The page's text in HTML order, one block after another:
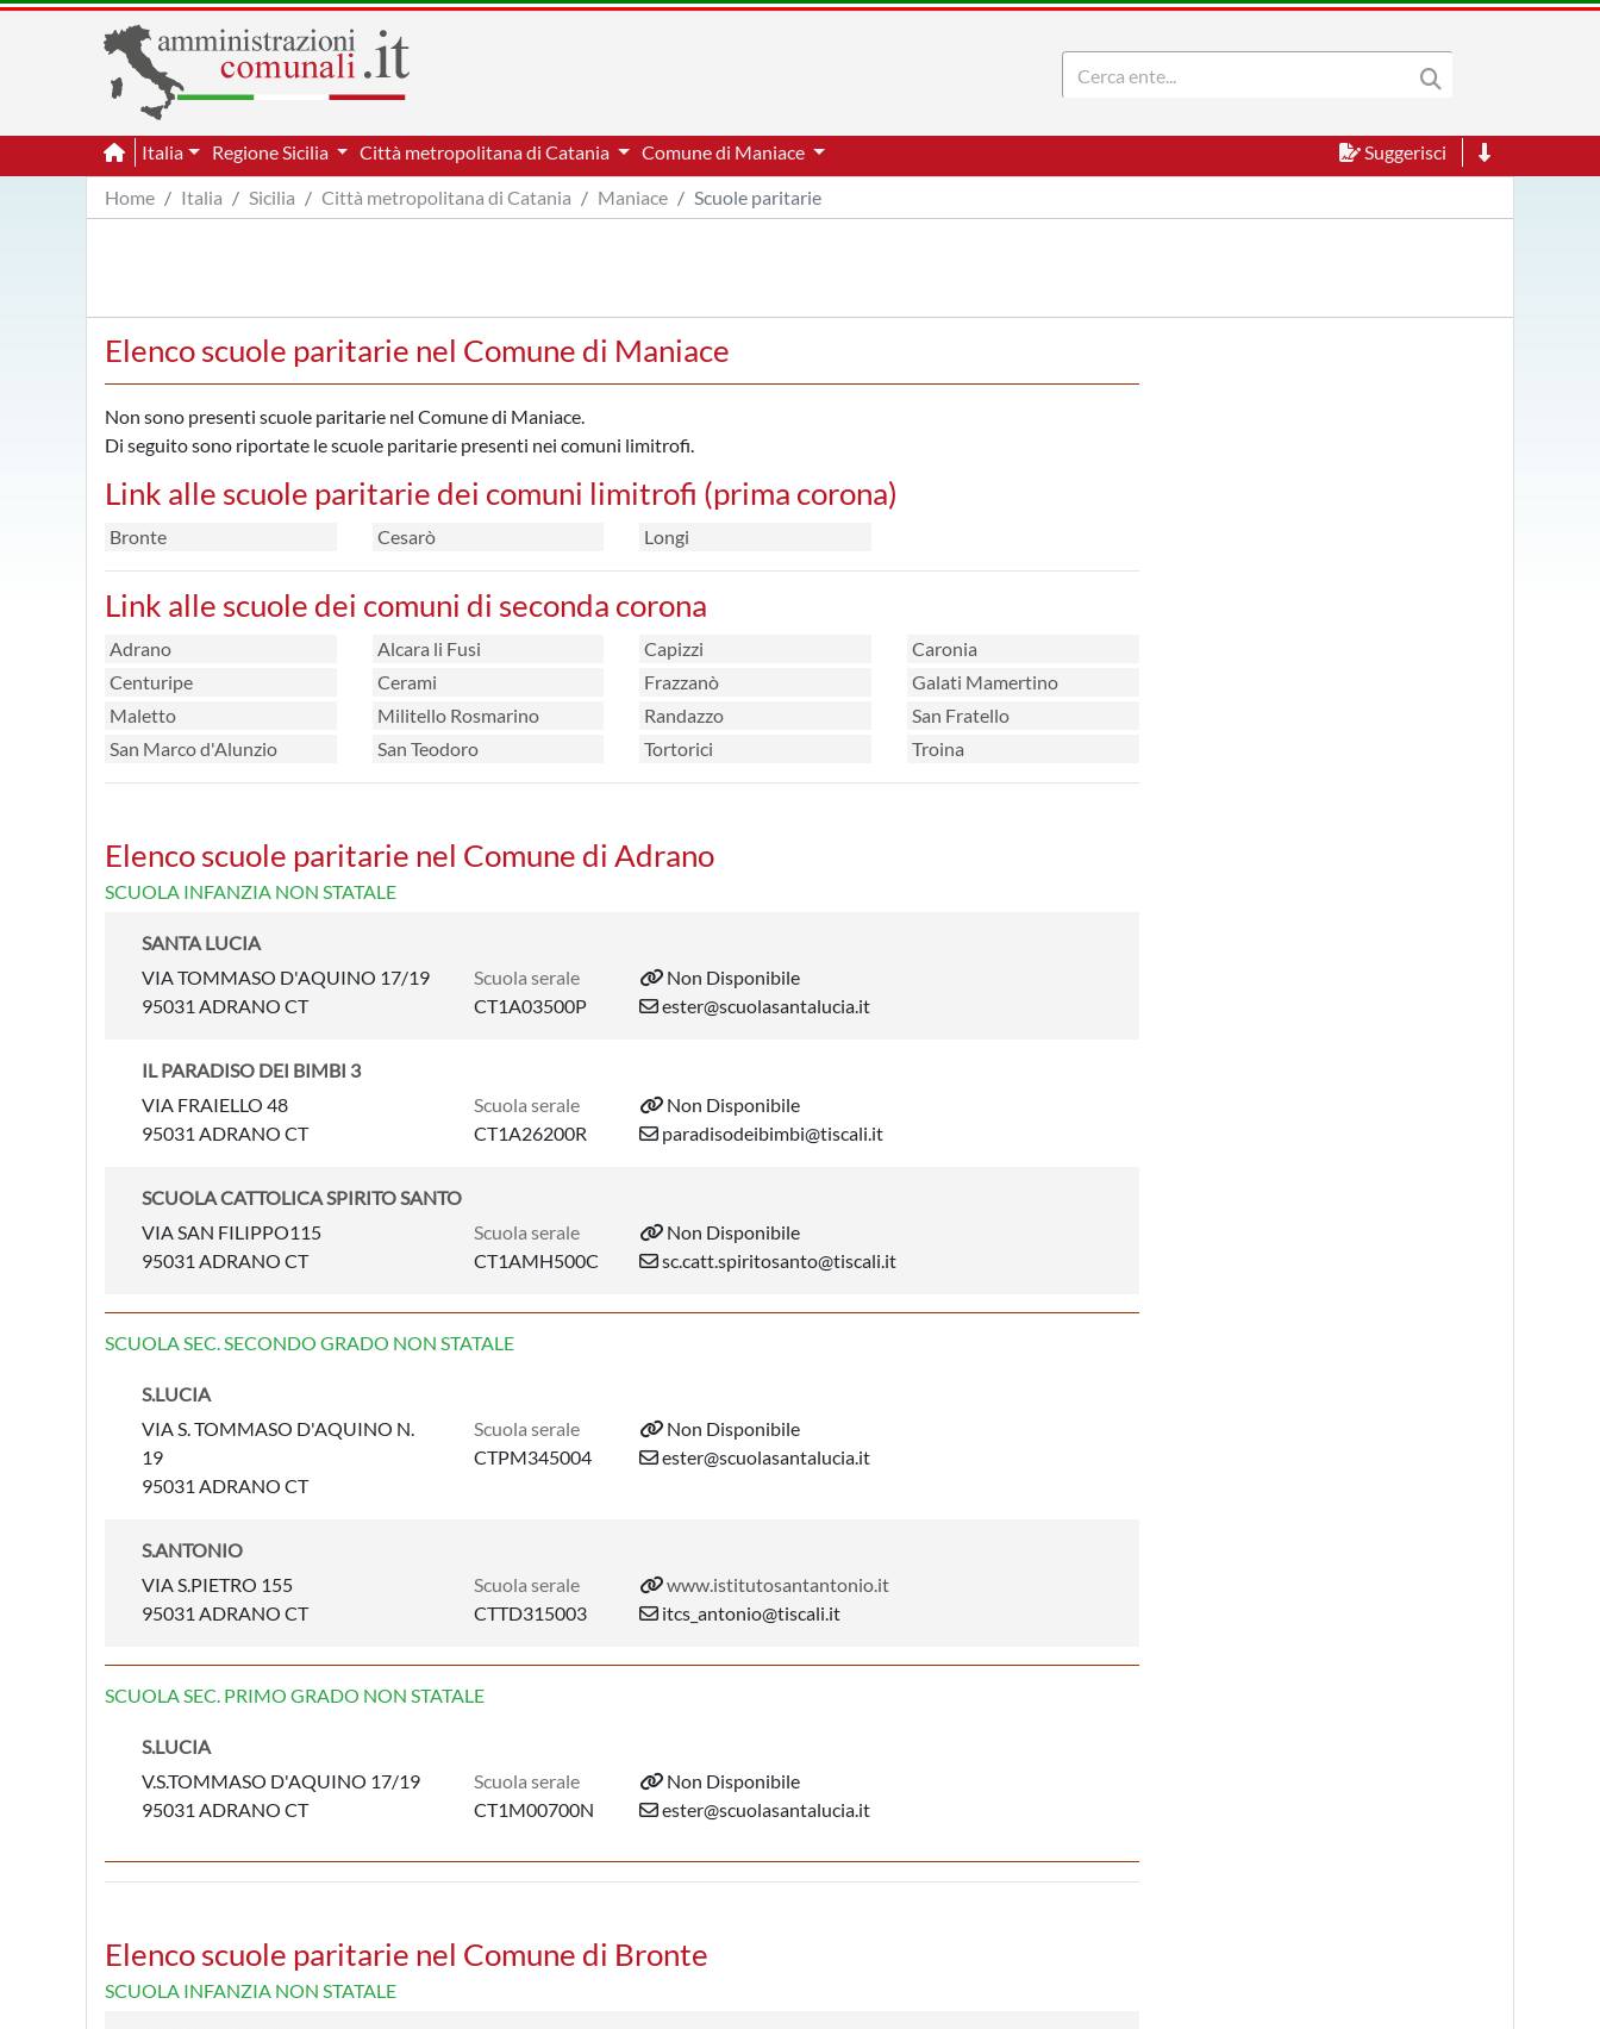
Italia Regione Sicilia Città metropolitana di Catania Comune di Maniace
Suggerisci
Home
Italia Sicilia Città metropolitana di Catania Maniace Scuole paritarie
Elenco scuole paritarie nel Comune di Maniace
Non sono presenti scuole paritarie nel Comune di Maniace.
Di seguito sono riportate le scuole paritarie presenti nei comuni limitrofi.
Link alle scuole paritarie dei comuni limitrofi (prima corona)
Bronte Cesarò Longi
Link alle scuole dei comuni di seconda corona
Adrano Alcara li Fusi Capizzi
Caronia
Centuripe
Cerami Frazzanò
Galati Mamertino
Maletto
Militello Rosmarino Randazzo
San Fratello
San Marco d'Alunzio
San Teodoro Tortorici Troina
Elenco scuole paritarie nel Comune di Adrano
SCUOLA INFANZIA NON STATALE
SANTA LUCIA
VIA TOMMASO D'AQUINO 17/19
95031 ADRANO CT
Scuola serale
CT1A03500P
Non Disponibile
ester@scuolasantalucia.it
IL PARADISO DEI BIMBI 3
VIA FRAIELLO 48
95031 ADRANO CT
Scuola serale
CT1A26200R
Non Disponibile
paradisodeibimbi@tiscali.it
SCUOLA CATTOLICA SPIRITO SANTO
VIA SAN FILIPPO115
95031 ADRANO CT
Scuola serale
CT1AMH500C
Non Disponibile
sc.catt.spiritosanto@tiscali.it
SCUOLA SEC. SECONDO GRADO NON STATALE
S.LUCIA
VIA S. TOMMASO D'AQUINO N.
19
95031 ADRANO CT
Scuola serale
CTPM345004
Non Disponibile
ester@scuolasantalucia.it
S.ANTONIO
VIA S.PIETRO 155
95031 ADRANO CT
Scuola serale
CTTD315003
www.istitutosantantonio.it
itcs_antonio@tiscali.it
SCUOLA SEC. PRIMO GRADO NON STATALE
S.LUCIA
V.S.TOMMASO D'AQUINO 17/19
95031 ADRANO CT
Scuola serale
CT1M00700N
Non Disponibile
ester@scuolasantalucia.it
Elenco scuole paritarie nel Comune di Bronte
SCUOLA INFANZIA NON STATALE